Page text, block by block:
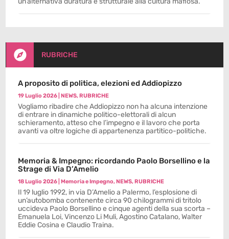
 RUBRICHE
A proposito di politica, elezioni ed Addiopizzo
19 Luglio 2026 |NEWS,RUBRICHE
Vogliamo ribadire che Addiopizzo non ha alcuna intenzione
di entrare in dinamiche politico-elettorali di alcun
schieramento, atteso che l’impegno e il lavoro che porta
avanti va oltre logiche di appartenenza partitico-politiche.
Memoria & Impegno: ricordando Paolo Borsellino e la
Strage di Via D’Amelio
18 Luglio 2026 |Memoria e Impegno,NEWS,RUBRICHE
Il 19 luglio 1992, in via D’Amelio a Palermo, l’esplosione di
un’autobomba contenente circa 90 chilogrammi di tritolo
uccideva Paolo Borsellino e cinque agenti della sua scorta –
Emanuela Loi, Vincenzo Li Muli, Agostino Catalano, Walter
Eddie Cosina e Claudio Traina.